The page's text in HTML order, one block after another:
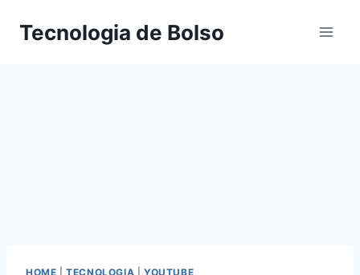
Tecnologia de Bolso
HOME |TECNOLOGIA YOUTUBE